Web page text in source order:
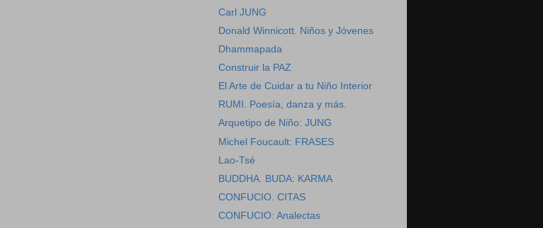
Carl JUNG
Donald Winnicott. Niños y Jóvenes
Dhammapada
Construir la PAZ
El Arte de Cuidar a tu Niño Interior
RUMI. Poesía, danza y más.
Arquetipo de Niño: JUNG
Michel Foucault: FRASES
Lao-Tsé
BUDDHA. BUDA: KARMA
CONFUCIO. CITAS
CONFUCIO: Analectas